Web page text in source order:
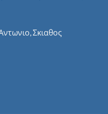
Σκιαθος